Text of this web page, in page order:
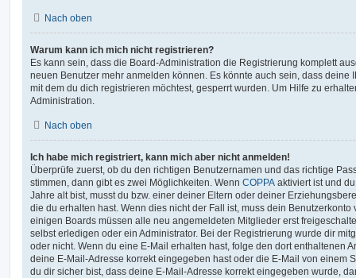
Nach oben
Warum kann ich mich nicht registrieren?
Es kann sein, dass die Board-Administration die Registrierung komplett
neuen Benutzer mehr anmelden können. Es könnte auch sein, dass deine
mit dem du dich registrieren möchtest, gesperrt wurden. Um Hilfe zu
Administration.
Nach oben
Ich habe mich registriert, kann mich aber nicht anmelden!
Überprüfe zuerst, ob du den richtigen Benutzernamen und das richtige
stimmen, dann gibt es zwei Möglichkeiten. Wenn COPPA aktiviert ist und
Jahre alt bist, musst du bzw. einer deiner Eltern oder deiner
die du erhalten hast. Wenn dies nicht der Fall ist, muss dein
einigen Boards müssen alle neu angemeldeten Mitglieder erst
selbst erledigen oder ein Administrator. Bei der Registrierung wurde dir
oder nicht. Wenn du eine E-Mail erhalten hast, folge den dort enthaltenen
deine E-Mail-Adresse korrekt eingegeben hast oder die E-Mail von einem
du dir sicher bist, dass deine E-Mail-Adresse korrekt eingegeben wurde,